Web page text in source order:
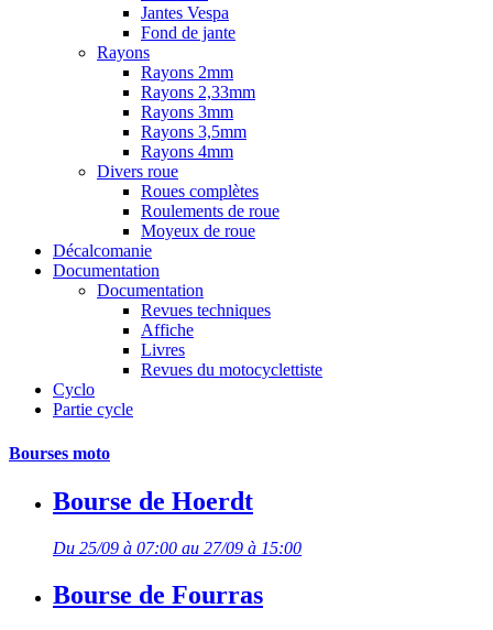
Jantes Vespa
Fond de jante
Rayons
Rayons 2mm
Rayons 2,33mm
Rayons 3mm
Rayons 3,5mm
Rayons 4mm
Divers roue
Roues complètes
Roulements de roue
Moyeux de roue
Décalcomanie
Documentation
Documentation
Revues techniques
Affiche
Livres
Revues du motocyclettiste
Cyclo
Partie cycle
Bourses moto
Bourse de Hoerdt
Du 25/09 à 07:00 au 27/09 à 15:00
Bourse de Fourras